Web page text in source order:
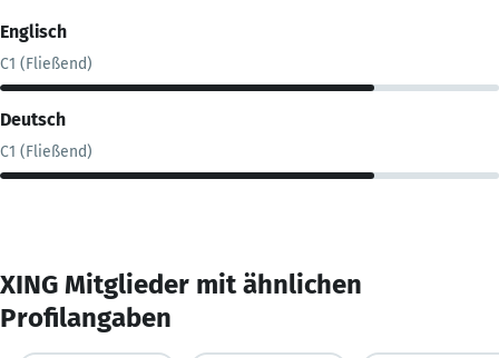
Englisch
C1 (Fließend)
Deutsch
C1 (Fließend)
XING Mitglieder mit ähnlichen
Profilangaben